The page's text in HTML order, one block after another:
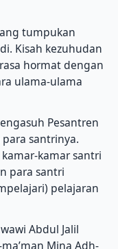
tumpukan
Kisah kezuhudan
hormat dengan
ulama-ulama
Pesantren
santrinya.
kamar santri
para santri
pelajaran
Abdul Jalil
Mina Adh-